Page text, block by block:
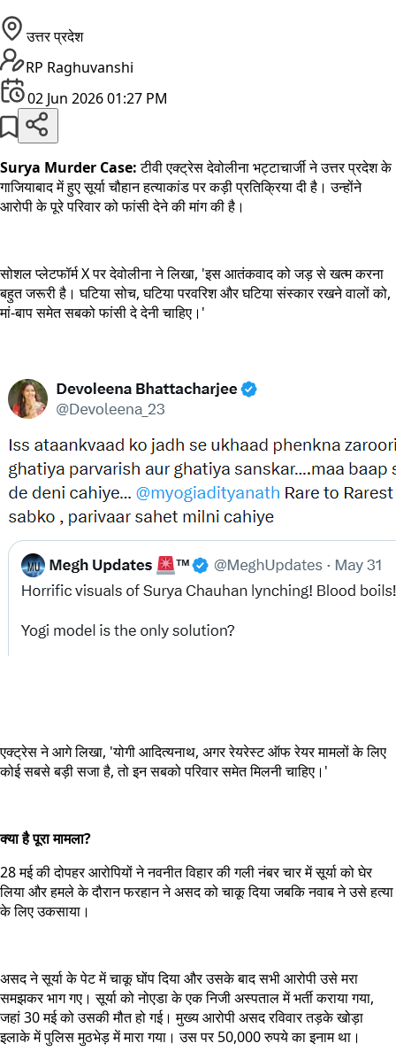
उत्तर प्रदेश
RP Raghuvanshi
02 Jun 2026 01:27 PM
Surya Murder Case:टीवी एक्ट्रेस देवोलीना भट्टाचार्जी ने उत्तर प्रदेश के
गाजियाबाद में हुए सूर्या चौहान हत्याकांड पर कड़ी प्रतिक्रिया दी है। उन्होंने
आरोपी के पूरे परिवार को फांसी देने की मांग की है।
सोशल प्लेटफॉर्म X पर देवोलीना ने लिखा, 'इस आतंकवाद को जड़ से खत्म करना
बहुत जरूरी है। घटिया सोच, घटिया परवरिश और घटिया संस्कार रखने वालों को,
मां-बाप समेत सबको फांसी दे देनी चाहिए।'
एक्ट्रेस ने आगे लिखा, 'योगी आदित्यनाथ, अगर रेयरेस्ट ऑफ रेयर मामलों के लिए
कोई सबसे बड़ी सजा है, तो इन सबको परिवार समेत मिलनी चाहिए।'
क्या है पूरा मामला?
28 मई की दोपहर आरोपियों ने नवनीत विहार की गली नंबर चार में सूर्या को घेर
लिया और हमले के दौरान फरहान ने असद को चाकू दिया जबकि नवाब ने उसे हत्या
के लिए उकसाया।
असद ने सूर्या के पेट में चाकू घोंप दिया और उसके बाद सभी आरोपी उसे मरा
समझकर भाग गए। सूर्या को नोएडा के एक निजी अस्पताल में भर्ती कराया गया,
जहां 30 मई को उसकी मौत हो गई। मुख्य आरोपी असद रविवार तड़के खोड़ा
इलाके में पुलिस मुठभेड़ में मारा गया। उस पर 50,000 रुपये का इनाम था।